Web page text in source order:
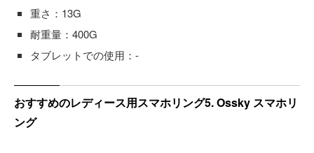
重さ：13G
耐重量：400G
タブレットでの使用：-
おすすめのレディース用スマホリング5. Ossky スマホリ
ング